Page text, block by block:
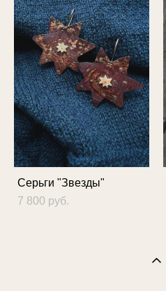
Серьги "Звезды"
7 800 pуб.